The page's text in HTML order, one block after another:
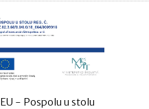
EU - Pospolu u stolu